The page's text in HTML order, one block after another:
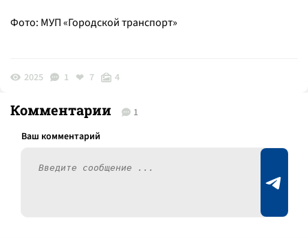
Фото: МУП «Городской транспорт»
2025 1 7 4
Комментарии 1